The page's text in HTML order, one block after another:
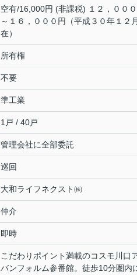
空有/16,000円 (非課税) １２，００
～１６，０００円（平成３０年１２
在）
所有権
不要
準工業
1戸 / 40戸
管理会社に全部委託
巡回
大和ライフネクスト㈱
仲介
即時
こだわりポイント満載のコスモ川口
バンフォルム参番館。徒歩10分圏内